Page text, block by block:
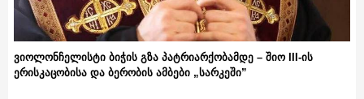
ვიოლონჩელისტი ბიჭის გზა პატრიარქობამდე – შიო III-ის
ერისკაცობისა და ბერობის ამბები „სარკეში”